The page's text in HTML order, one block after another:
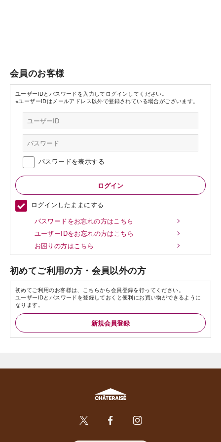
会員のお客様
ユーザーIDとパスワードを入力してログインしてください。
※ユーザーIDはメールアドレス以外で登録されている場合がございます。
パスワードを表示する
ログインしたままにする
パスワードをお忘れの方はこちら
ユーザーIDをお忘れの方はこちら
お困りの方はこちら
初めてご利用の方・会員以外の方
初めてご利用のお客様は、こちらから会員登録を行ってください。
ユーザーIDとパスワードを登録しておくと便利にお買い物ができるように
なります。